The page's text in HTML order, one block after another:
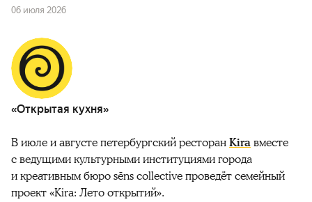
06 июля 2026
«Открытая кухня»
В июле и августе петербургский ресторанKiraвместе
с ведущими культурными институциями города
и креативным бюро sēns collective проведёт семейный
проект «Kira: Лето открытий».